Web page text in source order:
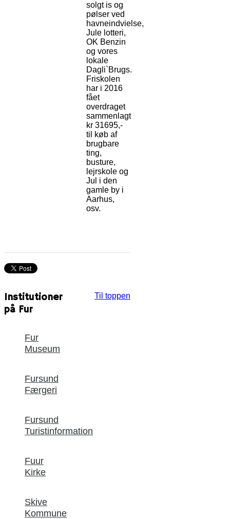
solgt is og
pølser ved
havneindvielse,
Jule lotteri,
OK Benzin
og vores
lokale
Dagli`Brugs.
Friskolen
har i 2016
fået
overdraget
sammenlagt
kr 31695,-
til køb af
brugbare
ting,
busture,
lejrskole og
Jul i den
gamle by i
Aarhus,
osv.
Til toppen
Institutioner
på Fur
Fur
Museum
Fursund
Færgeri
Fursund
Turistinformation
Fuur
Kirke
Skive
Kommune